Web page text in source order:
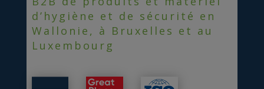
d’hygiène et de sécurité en
Wallonie, à Bruxelles et au
Luxembourg